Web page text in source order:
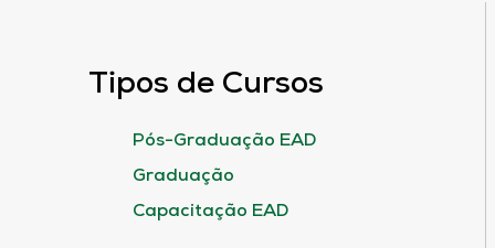
Tipos de Cursos
Pós-Graduação EAD
Graduação
Capacitação EAD